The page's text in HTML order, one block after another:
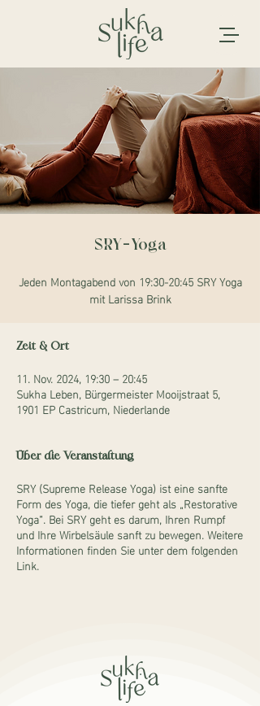
SRY-Yoga
Jeden Montagabend von 19:30-20:45 SRY Yoga
mit Larissa Brink
Zeit & Ort
11. Nov. 2024, 19:30 – 20:45
Sukha Leben, Bürgermeister Mooijstraat 5,
1901 EP Castricum, Niederlande
Über die Veranstaltung
SRY (Supreme Release Yoga) ist eine sanfte
Form des Yoga, die tiefer geht als „Restorative
Yoga“. Bei SRY geht es darum, Ihren Rumpf
und Ihre Wirbelsäule sanft zu bewegen. Weitere
Informationen finden Sie unter dem folgenden
Link.